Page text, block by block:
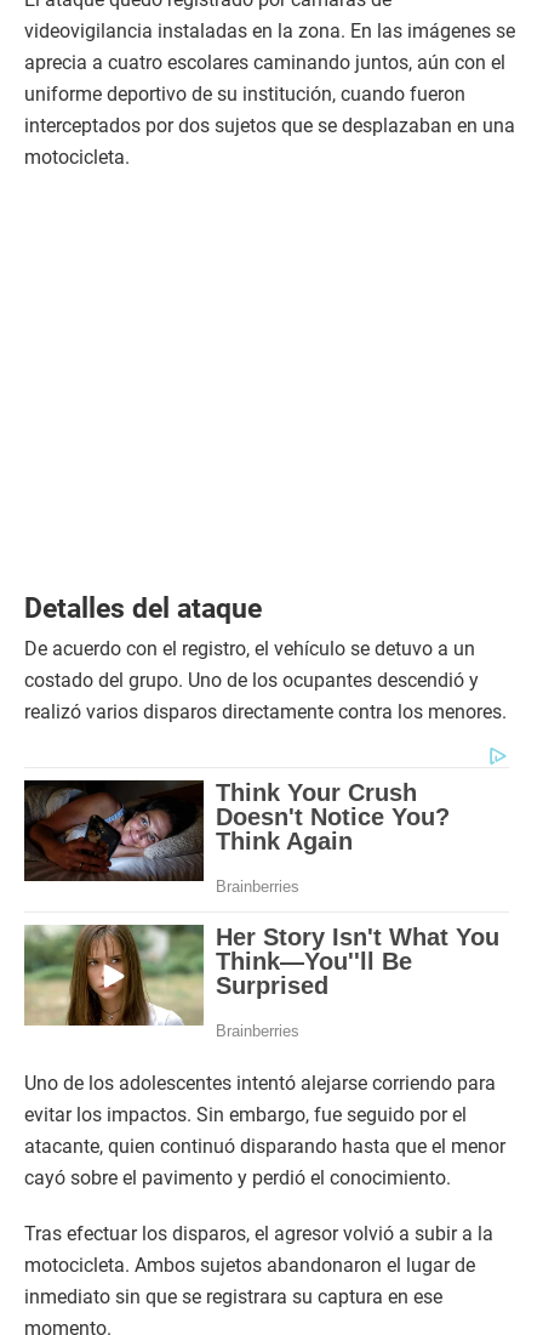
videovigilancia instaladas en la zona. En las imágenes se
aprecia a cuatro escolares caminando juntos, aún con el
uniforme deportivo de su institución, cuando fueron
interceptados por dos sujetos que se desplazaban en una
motocicleta.
Detalles del ataque
De acuerdo con el registro, el vehículo se detuvo a un
costado del grupo. Uno de los ocupantes descendió y
realizó varios disparos directamente contra los menores.
Uno de los adolescentes intentó alejarse corriendo para
evitar los impactos. Sin embargo, fue seguido por el
atacante, quien continuó disparando hasta que el menor
cayó sobre el pavimento y perdió el conocimiento.
Tras efectuar los disparos, el agresor volvió a subir a la
motocicleta. Ambos sujetos abandonaron el lugar de
inmediato sin que se registrara su captura en ese
momento.